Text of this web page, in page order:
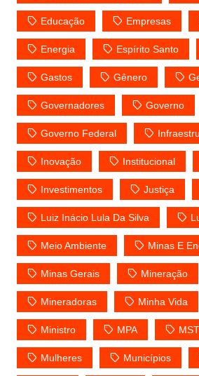
Educação Empresas
Energia Espírito Santo
Gastos Gênero
Governadores Governo
Governo Federal
Inovação Institucional
Investimentos Justiça
Luiz Inácio Lula Da Silva
Meio Ambiente Minas E
Minas Gerais Mineração
Mineradoras Minha Vida
Ministro MPA MST
Mulheres Municípios